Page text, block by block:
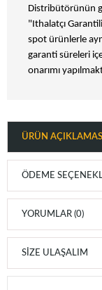
Distribütörünün
"Ithalatçı
spot ürünlerle
garanti süreleri
onarımı
ÜRÜN AÇIKLAMASI
ÖDEME
YORUMLAR (0)
SIZE ULAŞALIM